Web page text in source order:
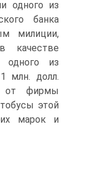
одного из
банка
милиции,
качестве
одного из
млн. долл.
от фирмы
этой
марок и